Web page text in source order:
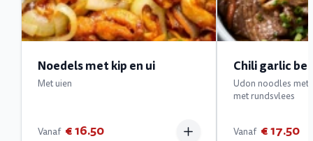
Noedels met kip en ui
Met uien
Vanaf € 16.50
Chili garlic
Udon noodles met
met rundsvlees
Vanaf € 17.50